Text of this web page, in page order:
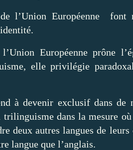
l’Union Européenne font
Européenne prône
elle privilégie
à devenir exclusif dans de
dans la mesure
deux autres langues de
langue que l’anglais.